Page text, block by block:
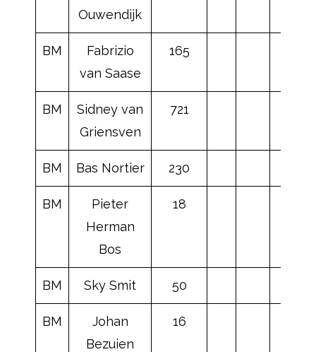
Ouwendijk
BM
Fabrizio
van Saase
165
BM
Sidney van
Griensven
721
BM Bas Nortier 230
BM
Pieter
Herman
Bos
18
BM Sky Smit 50
BM
Johan
Bezuien
16